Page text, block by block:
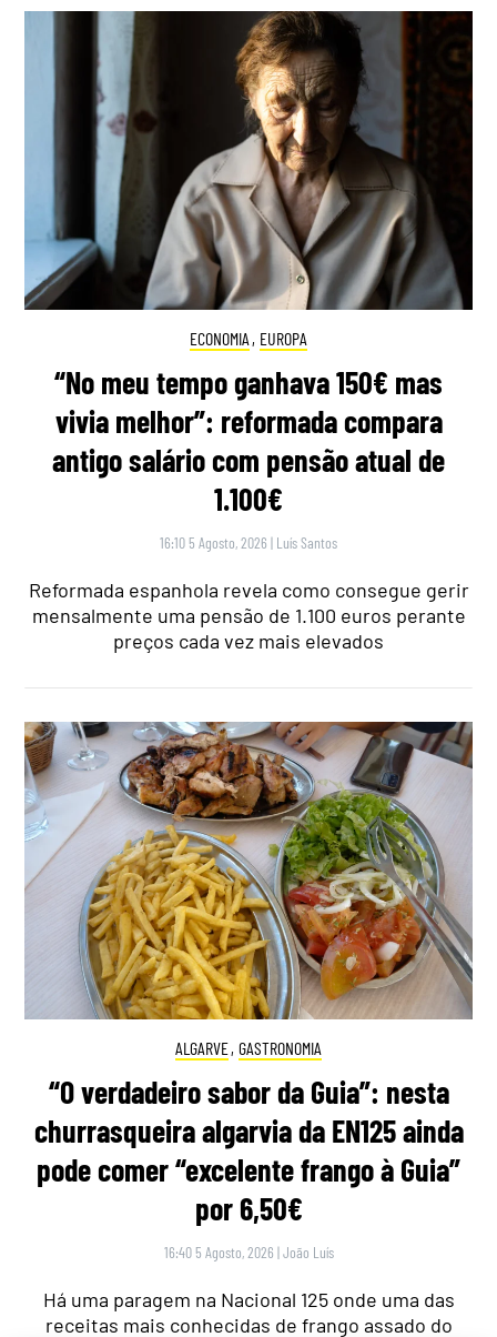
ECONOMIA , EUROPA
“No meu tempo ganhava 150€ mas
vivia melhor”: reformada compara
antigo salário com pensão atual de
1.100€
16:10 5 Agosto, 2026 | Luís Santos
Reformada espanhola revela como consegue gerir
mensalmente uma pensão de 1.100 euros perante
preços cada vez mais elevados
ALGARVE, GASTRONOMIA
“O verdadeiro sabor da Guia”: nesta
churrasqueira algarvia da EN125 ainda
pode comer “excelente frango à Guia”
por 6,50€
16:40 5 Agosto, 2026 |João Luís
Há uma paragem na Nacional 125 onde uma das
receitas mais conhecidas de frango assado do